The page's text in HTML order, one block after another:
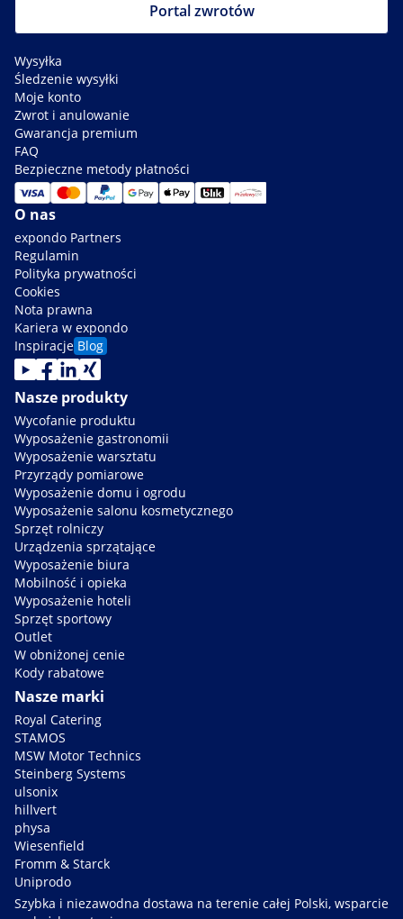
Portal zwrotów
Wysyłka
Śledzenie wysyłki
Moje konto
Zwrot i anulowanie
Gwarancja premium
FAQ
Bezpieczne metody płatności
O nas
expondo Partners
Regulamin
Polityka prywatności
Cookies
Nota prawna
Kariera w expondo
Inspiracje Blog
Nasze produkty
Wycofanie produktu
Wyposażenie gastronomii
Wyposażenie warsztatu
Przyrządy pomiarowe
Wyposażenie domu i ogrodu
Wyposażenie salonu kosmetycznego
Sprzęt rolniczy
Urządzenia sprzątające
Wyposażenie biura
Mobilność i opieka
Wyposażenie hoteli
Sprzęt sportowy
Outlet
W obniżonej cenie
Kody rabatowe
Nasze marki
Royal Catering
STAMOS
MSW Motor Technics
Steinberg Systems
ulsonix
hillvert
physa
Wiesenfield
Fromm & Starck
Uniprodo
Szybka i niezawodna dostawa na terenie całej Polski, wsparcie